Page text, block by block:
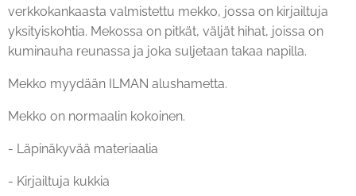
verkkokankaasta valmistettu mekko, jossa on kirjailtuja
yksityiskohtia. Mekossa on pitkät, väljät hihat, joissa on
kuminauha reunassa ja joka suljetaan takaa napilla.
Mekko myydään ILMAN alushametta.
Mekko on normaalin kokoinen.
- Läpinäkyvää materiaalia
- Kirjailtuja kukkia